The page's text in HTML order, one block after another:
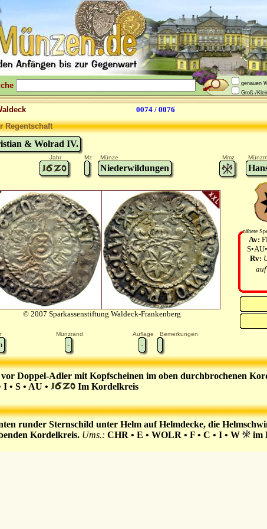
genauen
Groß-/
0074 / 0076
Regentschaft
& Wolrad IV.
Jahr Mz Münze Mmz
Niederwildungen
© 2007 Sparkassenstiftung Waldeck-Frankenberg
nähere
Av:
Rv:
Münzrand Auflage Bemerkungen
- -
Doppel-Adler mit Kopfscheinen im oben durchbrochenen
I • S • AU • Im Kordelkreis
runder Sternschild unter Helm auf Helmdecke, die
Kordelkreis. Ums.: CHR • E • WOLR • F • C • I • W im